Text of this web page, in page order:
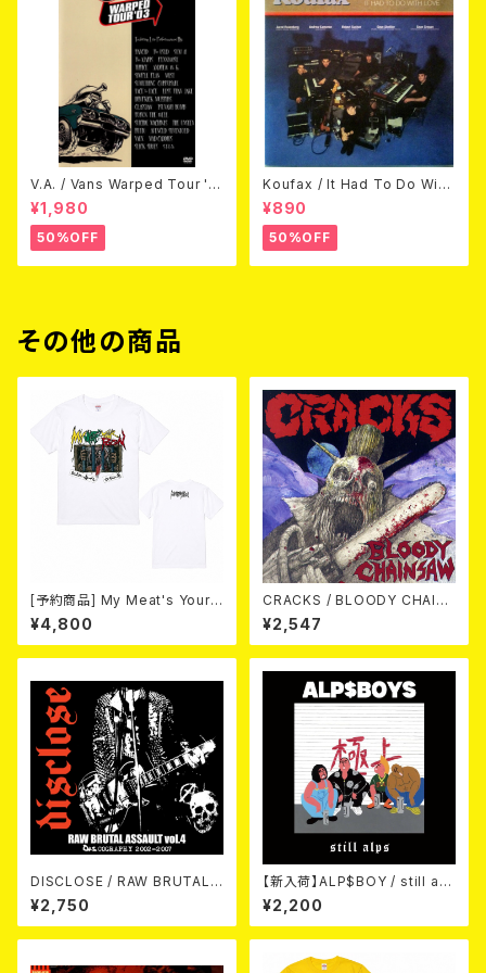
V.A. / Vans Warped Tour '0
3 (DVD)
¥1,980
50%OFF
Koufax / It Had To Do With
Love (CD)
¥890
50%OFF
その他の商品
[予約商品] My Meat's Your
Poison -あんたにゃ毒でもオイ
ラにゃ薬- (WHITE) 熊本地震
復興支援T-shirt (XXL & XXX
予定！
¥4,800
CRACKS / BLOODY CHAIN
SAW (CD)
¥2,547
DISCLOSE / RAW BRUTAL
ASSAULT Vol.4 : DISCOGR
APHY 2002-2007 (2xCD)
¥2,750
【新入荷】ALP$BOY / still alp
s (CD)
¥2,200